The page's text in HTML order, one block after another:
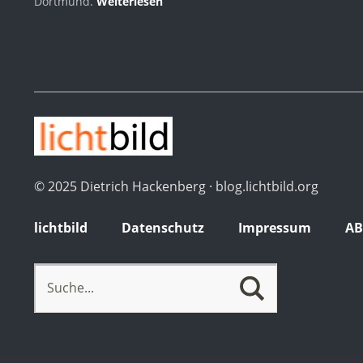
© 2025 Dietrich Hackenberg · blog.lichtbild.org
lichtbild Datenschutz Impressum